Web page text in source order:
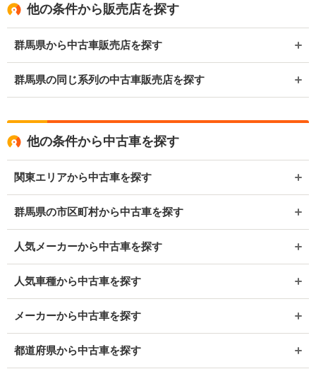
他の条件から販売店を探す
群馬県から中古車販売店を探す
群馬県の同じ系列の中古車販売店を探す
他の条件から中古車を探す
関東エリアから中古車を探す
群馬県の市区町村から中古車を探す
人気メーカーから中古車を探す
人気車種から中古車を探す
メーカーから中古車を探す
都道府県から中古車を探す